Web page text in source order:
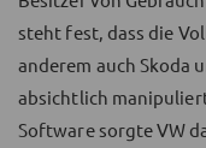
steht fest, dass die
anderem auch Skoda
absichtlich
Software sorgte VW